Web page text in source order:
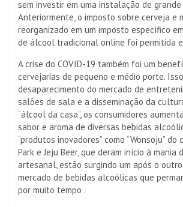
sem investir em uma instalação de
Anteriormente, o imposto sobre cerveja e
reorganizado em um imposto específico
de álcool tradicional online foi permitida
A crise do COVID-19 também foi um
cervejarias de pequeno e médio porte.
desaparecimento do mercado de
salões de sala e a disseminação da
“álcool da casa”, os consumidores
sabor e aroma de diversas bebidas
“produtos inovadores” como “Wonsoju” do
Park e Jeju Beer, que deram início à mania
artesanal, estão surgindo um após o
mercado de bebidas alcoólicas que
por muito tempo .